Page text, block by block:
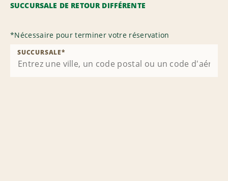
SUCCURSALE DE RETOUR DIFFÉRENTE
*Nécessaire pour terminer votre réservation
SUCCURSALE*